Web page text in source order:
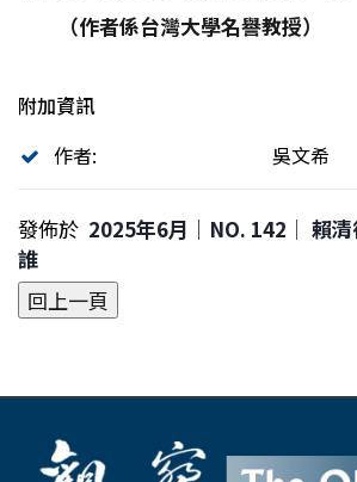
（作者係台灣大學名譽教授）
附加資訊
作者:
吳文希
發佈於 2025年6月｜NO. 142│ 賴
誰